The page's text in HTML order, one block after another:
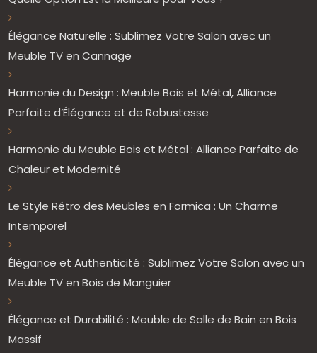
Élégance Naturelle : Sublimez Votre Salon avec un
Meuble TV en Cannage
Harmonie du Design : Meuble Bois et Métal, Alliance
Parfaite d’Élégance et de Robustesse
Harmonie du Meuble Bois et Métal : Alliance Parfaite de
Chaleur et Modernité
Le Style Rétro des Meubles en Formica : Un Charme
Intemporel
Élégance et Authenticité : Sublimez Votre Salon avec un
Meuble TV en Bois de Manguier
Élégance et Durabilité : Meuble de Salle de Bain en Bois
Massif